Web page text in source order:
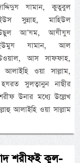
যামান, কুতুবুল
সুন্নাহ, মাহিউল
আ’যম, আযীযুয
যামান, আল
আস সাফফাহ,
আলাইহি ওয়া সাল্লাম,
হযরত সুলত্বানুন নাছীর
উনার মধ্যে উল্লেখ
আলাইহি ওয়া সাল্লাম
শরীফই কুল-